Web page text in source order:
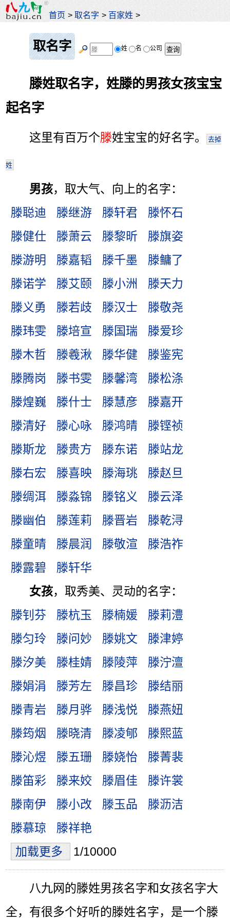
首页 >取名字 > 百家姓 >
取名字 姓 名 公司
滕姓取名字，姓滕的男孩女孩宝宝
起名字
这里有百万个滕姓宝宝的好名字。 去掉
姓
男孩，取大气、向上的名字：
滕聪迪
滕继游 滕轩君
滕怀石
滕健仕
滕萧云 滕黎昕
滕旗姿
滕游明
滕嘉韬 滕千墨
滕鳙了
滕诺学
滕艾颐 滕小洲
滕天力
滕义勇
滕若歧 滕汉士
滕敬尧
滕玮雯
滕培宣 滕国瑞
滕爱珍
滕木哲
滕羲湫 滕华健
滕鉴宪
滕腾岗
滕书雯 滕馨湾
滕松涤
滕煌巍
滕什士 滕慧彦
滕嘉开
滕清好
滕心咏 滕鸿晴
滕铿祯
滕斯龙
滕贵方 滕东诺
滕站龙
滕右宏
滕喜映 滕海珧
滕赵旦
滕绸洱
滕淼锦 滕铭义
滕云泽
滕幽伯
滕莲莉 滕晋岩
滕乾浔
滕童晴
滕晨润 滕敬渲
滕浩祚
滕露碧
滕轩华
女孩，取秀美、灵动的名字：
滕钊芬
滕杭玉 滕楠媛
滕莉澧
滕匀玲
滕问妙 滕姚文
滕津婷
滕汐美
滕桂婧 滕陵萍
滕泞澶
滕娟涓
滕芳左 滕昌珍
滕结丽
滕青岩
滕月骅 滕浅悦
滕燕妞
滕筠烟
滕晓清 滕凌郇
滕熙蓝
滕沁煜
滕五珊 滕娆怡
滕菁裴
滕笛彩
滕来姣 滕眉佳
滕许裳
滕南伊
滕小改 滕玉品
滕沥洁
滕慕琼
滕祥艳
加载更多
1/10000
八九网的滕姓男孩名字和女孩名字大
全，有很多个好听的滕姓名字，是一个滕